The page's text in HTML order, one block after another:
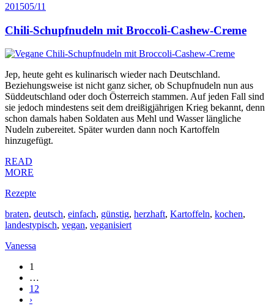
201505/11
Chili-Schupfnudeln mit Broccoli-Cashew-Creme
Jep, heute geht es kulinarisch wieder nach Deutschland.
Beziehungsweise ist nicht ganz sicher, ob Schupfnudeln nun aus
Süddeutschland oder doch Österreich stammen. Auf jeden Fall sind
sie jedoch mindestens seit dem dreißigjährigen Krieg bekannt, denn
schon damals haben Soldaten aus Mehl und Wasser längliche
Nudeln zubereitet. Später wurden dann noch Kartoffeln
hinzugefügt.
READ
MORE
Rezepte
braten, deutsch, einfach, günstig, herzhaft, Kartoffeln, kochen,
landestypisch, vegan, veganisiert
Vanessa
1
…
12
›